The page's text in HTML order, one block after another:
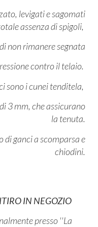
levigati e sagomati
assenza di spigoli,
non rimanere segnata
contro il telaio.
sono i cunei tenditela,
3 mm, che assicurano
la tenuta.
di ganci a scomparsa e
chiodini.
IN NEGOZIO
presso ''La